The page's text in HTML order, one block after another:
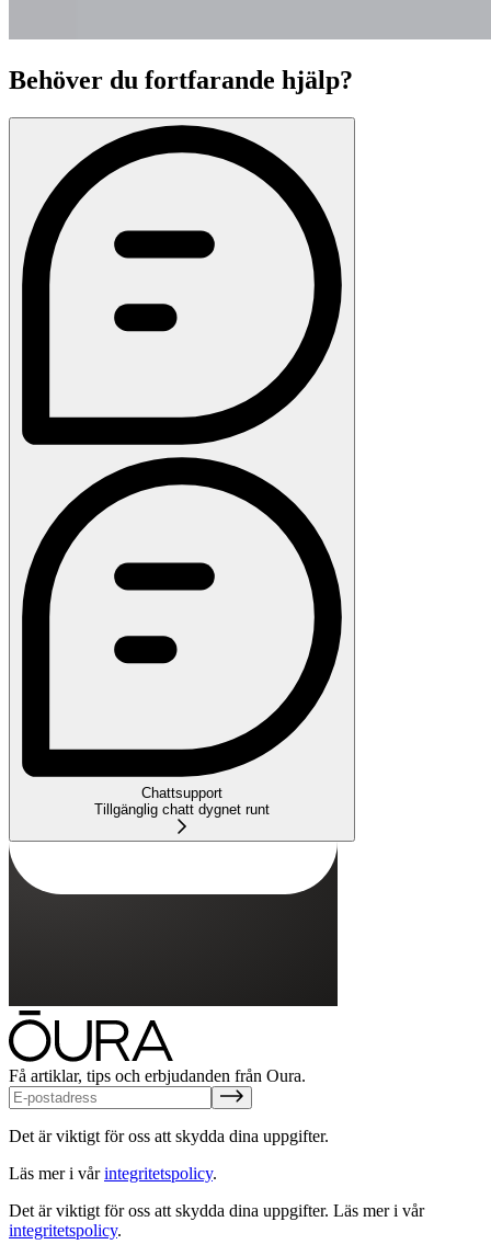
Behöver du fortfarande hjälp?
Chattsupport
Tillgänglig chatt dygnet runt
Få artiklar, tips och erbjudanden från Oura.
Det är viktigt för oss att skydda dina uppgifter.
Läs mer i vårintegritetspolicy.
Det är viktigt för oss att skydda dina uppgifter. Läs mer i vår
integritetspolicy.